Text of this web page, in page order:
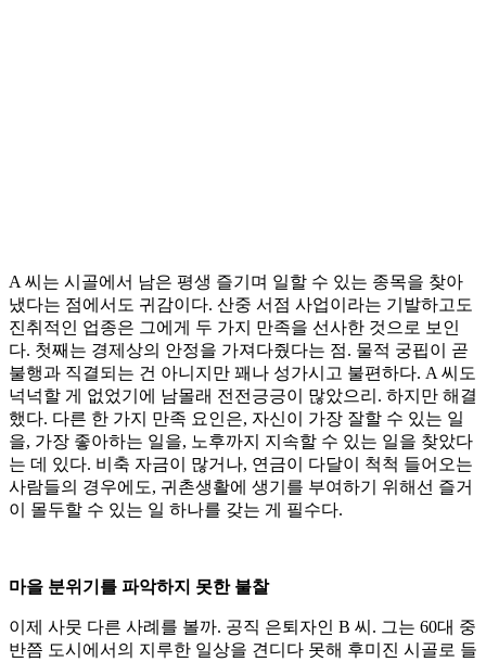
A 씨는 시골에서 남은 평생 즐기며 일할 수 있는 종목을 찾아
냈다는 점에서도 귀감이다. 산중 서점 사업이라는 기발하고도
진취적인 업종은 그에게 두 가지 만족을 선사한 것으로 보인
다. 첫째는 경제상의 안정을 가져다줬다는 점. 물적 궁핍이 곧
불행과 직결되는 건 아니지만 꽤나 성가시고 불편하다. A 씨도
넉넉할 게 없었기에 남몰래 전전긍긍이 많았으리. 하지만 해결
했다. 다른 한 가지 만족 요인은, 자신이 가장 잘할 수 있는 일
을, 가장 좋아하는 일을, 노후까지 지속할 수 있는 일을 찾았다
는 데 있다. 비축 자금이 많거나, 연금이 다달이 척척 들어오는
사람들의 경우에도, 귀촌생활에 생기를 부여하기 위해선 즐거
이 몰두할 수 있는 일 하나를 갖는 게 필수다.
마을 분위기를 파악하지 못한 불찰
이제 사뭇 다른 사례를 볼까. 공직 은퇴자인 B 씨. 그는 60대 중
반쯤 도시에서의 지루한 일상을 견디다 못해 후미진 시골로 들